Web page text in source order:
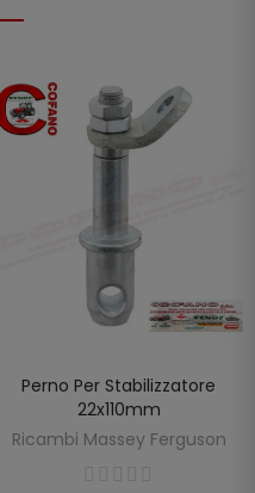
AGGIUNGI AL CARRELLO
Perno Per Stabilizzatore
22x110mm
Ricambi Massey Ferguson